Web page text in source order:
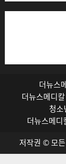
더뉴스
더뉴스메디
청소
더뉴스메디
저작권 © 모